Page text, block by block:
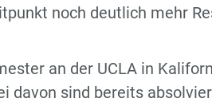
noch deutlich mehr
an der UCLA in
davon sind bereits